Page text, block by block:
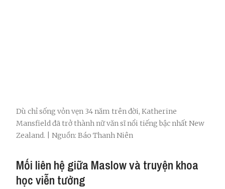
Dù chỉ sống vỏn vẹn 34 năm trên đời, Katherine
Mansfield đã trở thành nữ văn sĩ nổi tiếng bậc nhất New
Zealand. | Nguồn: Báo Thanh Niên
Mối liên hệ giữa Maslow và truyện khoa
học viễn tưởng